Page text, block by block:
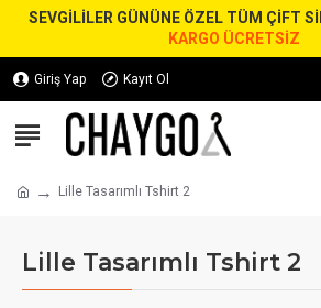
SEVGİLİLER GÜNÜNE ÖZEL TÜM ÇİFT
KARGO ÜCRETSİZ
Giriş Yap Kayıt Ol
Lille Tasarımlı Tshirt 2
Lille Tasarımlı Tshirt 2